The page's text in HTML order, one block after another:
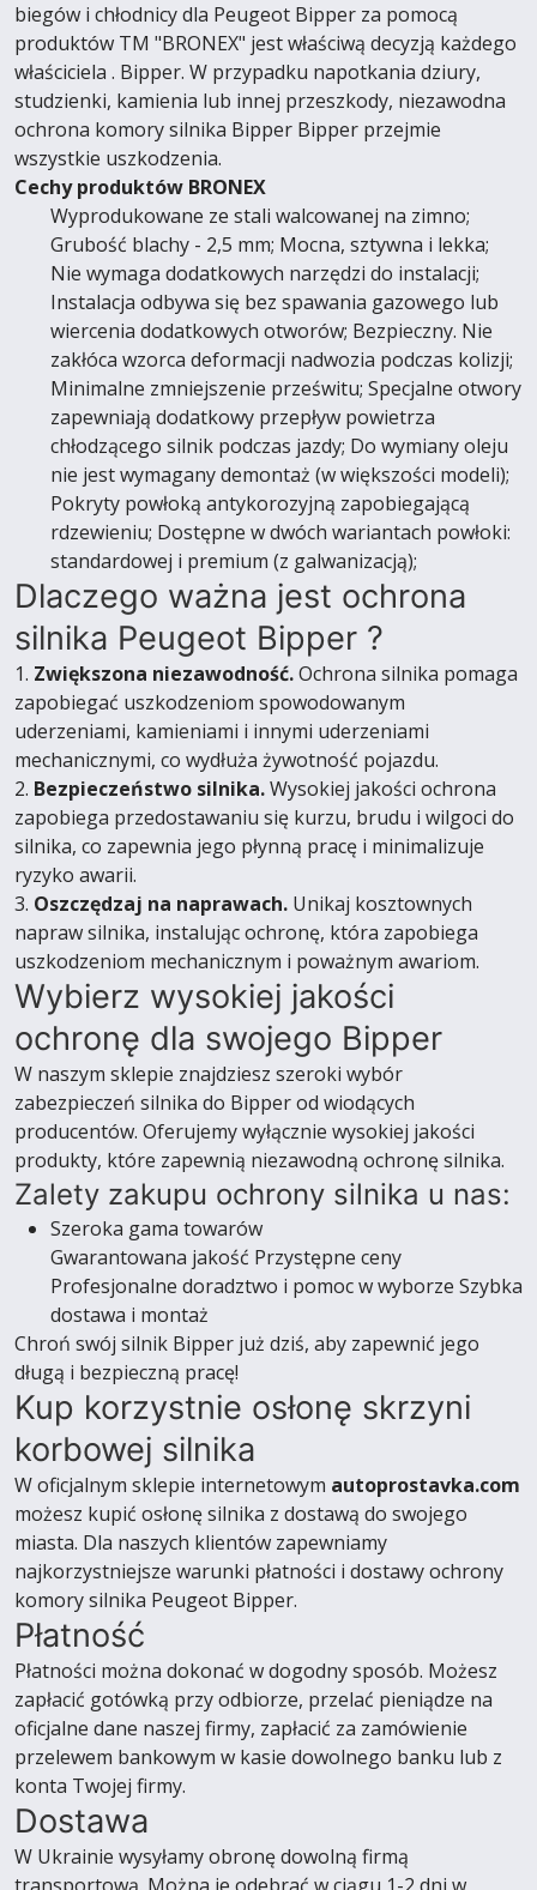
biegów i chłodnicy dla Peugeot Bipper za pomocą
produktów TM "BRONEX" jest właściwą decyzją każdego
właściciela . Bipper. W przypadku napotkania dziury,
studzienki, kamienia lub innej przeszkody, niezawodna
ochrona komory silnika Bipper Bipper przejmie
wszystkie uszkodzenia.
Cechy produktów BRONEX
Wyprodukowane ze stali walcowanej na zimno;
Grubość blachy - 2,5 mm; Mocna, sztywna i lekka;
Nie wymaga dodatkowych narzędzi do instalacji;
Instalacja odbywa się bez spawania gazowego lub
wiercenia dodatkowych otworów; Bezpieczny. Nie
zakłóca wzorca deformacji nadwozia podczas kolizji;
Minimalne zmniejszenie prześwitu; Specjalne otwory
zapewniają dodatkowy przepływ powietrza
chłodzącego silnik podczas jazdy; Do wymiany oleju
nie jest wymagany demontaż (w większości modeli);
Pokryty powłoką antykorozyjną zapobiegającą
rdzewieniu; Dostępne w dwóch wariantach powłoki:
standardowej i premium (z galwanizacją);
Dlaczego ważna jest ochrona
silnika Peugeot Bipper ?
1. Zwiększona niezawodność.Ochrona silnika pomaga
zapobiegać uszkodzeniom spowodowanym
uderzeniami, kamieniami i innymi uderzeniami
mechanicznymi, co wydłuża żywotność pojazdu.
2. Bezpieczeństwo silnika.Wysokiej jakości ochrona
zapobiega przedostawaniu się kurzu, brudu i wilgoci do
silnika, co zapewnia jego płynną pracę i minimalizuje
ryzyko awarii.
3. Oszczędzaj na naprawach. Unikaj kosztownych
napraw silnika, instalując ochronę, która zapobiega
uszkodzeniom mechanicznym i poważnym awariom.
Wybierz wysokiej jakości
ochronę dla swojego Bipper
W naszym sklepie znajdziesz szeroki wybór
zabezpieczeń silnika do Bipper od wiodących
producentów. Oferujemy wyłącznie wysokiej jakości
produkty, które zapewnią niezawodną ochronę silnika.
Zalety zakupu ochrony silnika u nas:
Szeroka gama towarów
Gwarantowana jakość Przystępne ceny
Profesjonalne doradztwo i pomoc w wyborze Szybka
dostawa i montaż
Chroń swój silnik Bipper już dziś, aby zapewnić jego
długą i bezpieczną pracę!
Kup korzystnie osłonę skrzyni
korbowej silnika
W oficjalnym sklepie internetowym autoprostavka.com
możesz kupić osłonę silnika z dostawą do swojego
miasta. Dla naszych klientów zapewniamy
najkorzystniejsze warunki płatności i dostawy ochrony
komory silnika Peugeot Bipper.
Płatność
Płatności można dokonać w dogodny sposób. Możesz
zapłacić gotówką przy odbiorze, przelać pieniądze na
oficjalne dane naszej firmy, zapłacić za zamówienie
przelewem bankowym w kasie dowolnego banku lub z
konta Twojej firmy.
Dostawa
W Ukrainie wysyłamy obronę dowolną firmą